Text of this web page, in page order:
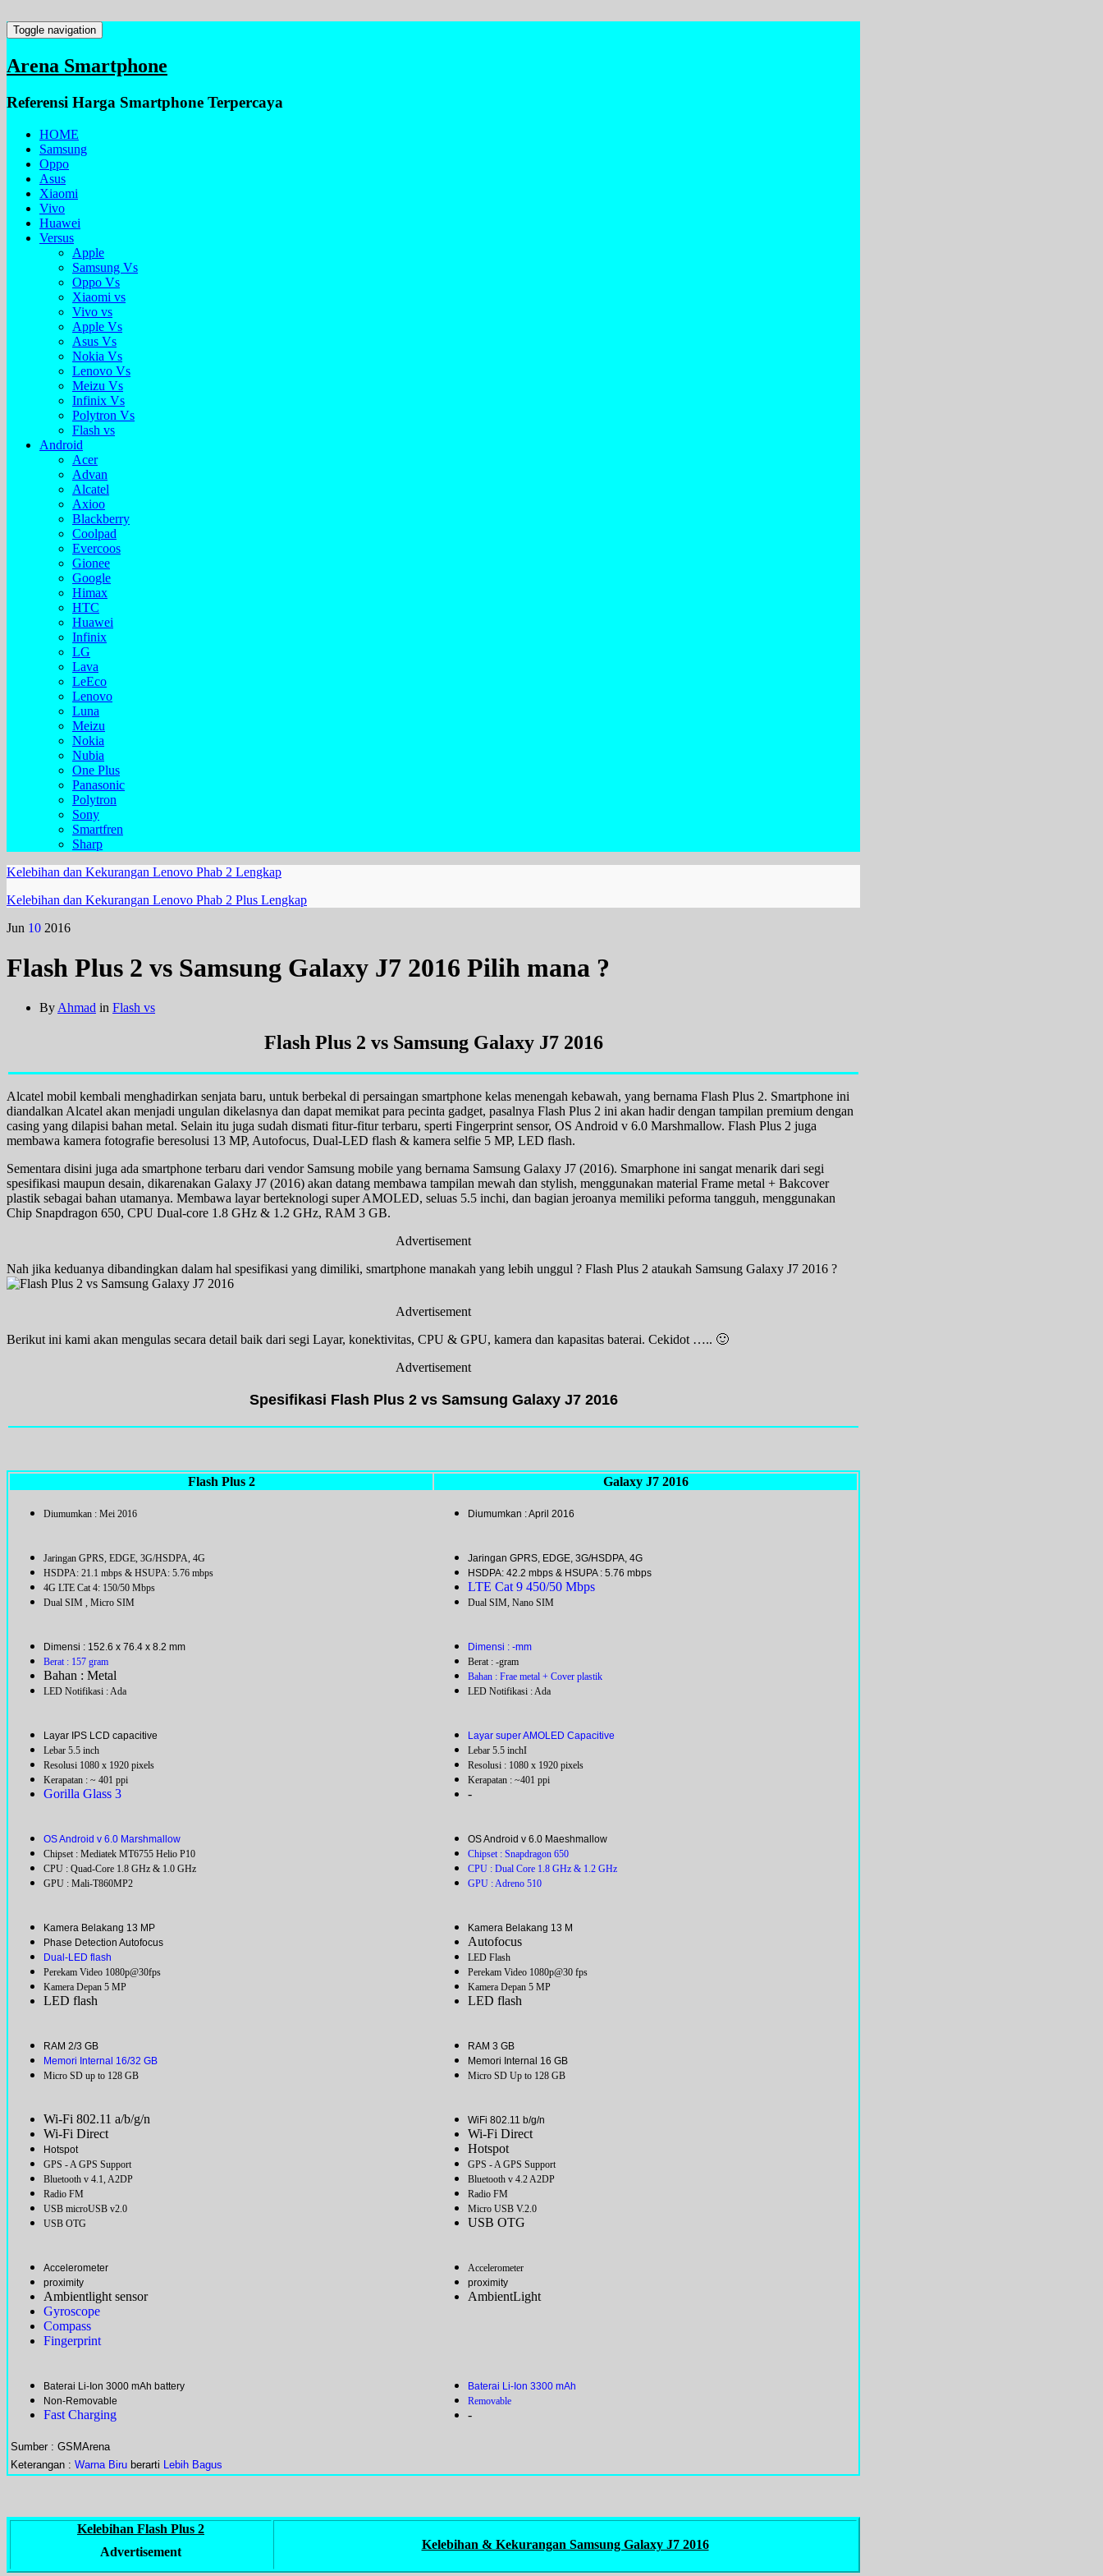
Toggle navigation
Arena Smartphone
Referensi Harga Smartphone Terpercaya
HOME
Samsung
Oppo
Asus
Xiaomi
Vivo
Huawei
Versus
Apple
Samsung Vs
Oppo Vs
Xiaomi vs
Vivo vs
Apple Vs
Asus Vs
Nokia Vs
Lenovo Vs
Meizu Vs
Infinix Vs
Polytron Vs
Flash vs
Android
Acer
Advan
Alcatel
Axioo
Blackberry
Coolpad
Evercoos
Gionee
Google
Himax
HTC
Huawei
Infinix
LG
Lava
LeEco
Lenovo
Luna
Meizu
Nokia
Nubia
One Plus
Panasonic
Polytron
Sony
Smartfren
Sharp
Kelebihan dan Kekurangan Lenovo Phab 2 Lengkap
Kelebihan dan Kekurangan Lenovo Phab 2 Plus Lengkap
Jun 10 2016
Flash Plus 2 vs Samsung Galaxy J7 2016 Pilih mana ?
ByAhmad in Flash vs
Flash Plus 2 vs Samsung Galaxy J7 2016
Alcatel mobil kembali menghadirkan senjata baru, untuk berbekal di persaingan smartphone kelas menengah kebawah, yang bernama Flash Plus 2. Smartphone ini
diandalkan Alcatel akan menjadi ungulan dikelasnya dan dapat memikat para pecinta gadget, pasalnya Flash Plus 2 ini akan hadir dengan tampilan premium dengan
casing yang dilapisi bahan metal. Selain itu juga sudah dismati fitur-fitur terbaru, sperti Fingerprint sensor, OS Android v 6.0 Marshmallow. Flash Plus 2 juga
membawa kamera fotografie beresolusi 13 MP, Autofocus, Dual-LED flash & kamera selfie 5 MP, LED flash.
Sementara disini juga ada smartphone terbaru dari vendor Samsung mobile yang bernama Samsung Galaxy J7 (2016). Smarphone ini sangat menarik dari segi
spesifikasi maupun desain, dikarenakan Galaxy J7 (2016) akan datang membawa tampilan mewah dan stylish, menggunakan material Frame metal + Bakcover
plastik sebagai bahan utamanya. Membawa layar berteknologi super AMOLED, seluas 5.5 inchi, dan bagian jeroanya memiliki peforma tangguh, menggunakan
Chip Snapdragon 650, CPU Dual-core 1.8 GHz & 1.2 GHz, RAM 3 GB.
Advertisement
Nah jika keduanya dibandingkan dalam hal spesifikasi yang dimiliki, smartphone manakah yang lebih unggul ? Flash Plus 2 ataukah Samsung Galaxy J7 2016 ?
Advertisement
Berikut ini kami akan mengulas secara detail baik dari segi Layar, konektivitas, CPU & GPU, kamera dan kapasitas baterai. Cekidot ….. 🙂
Advertisement
Spesifikasi Flash Plus 2 vs Samsung Galaxy J7 2016
Flash Plus 2 Galaxy J7 2016
Diumumkan : Mei 2016 Diumumkan : April 2016
Jaringan GPRS, EDGE, 3G/HSDPA, 4G
HSDPA: 21.1 mbps & HSUPA: 5.76 mbps
4G LTE Cat 4: 150/50 Mbps
Dual SIM , Micro SIM
Jaringan GPRS, EDGE, 3G/HSDPA, 4G
HSDPA: 42.2 mbps & HSUPA : 5.76 mbps
LTE Cat 9 450/50 Mbps
Dual SIM, Nano SIM
Dimensi : 152.6 x 76.4 x 8.2 mm
Berat : 157 gram
Bahan : Metal
LED Notifikasi : Ada
Dimensi : -mm
Berat : -gram
Bahan : Frae metal + Cover plastik
LED Notifikasi : Ada
Layar IPS LCD capacitive
Lebar 5.5 inch
Resolusi 1080 x 1920 pixels
Kerapatan : ~ 401 ppi
Gorilla Glass 3
Layar super AMOLED Capacitive
Lebar 5.5 inchI
Resolusi : 1080 x 1920 pixels
Kerapatan : ~401 ppi
-
OS Android v 6.0 Marshmallow
Chipset : Mediatek MT6755 Helio P10
CPU : Quad-Core 1.8 GHz & 1.0 GHz
GPU : Mali-T860MP2
OS Android v 6.0 Maeshmallow
Chipset : Snapdragon 650
CPU : Dual Core 1.8 GHz & 1.2 GHz
GPU : Adreno 510
Kamera Belakang 13 MP
Phase Detection Autofocus
Dual-LED flash
Perekam Video 1080p@30fps
Kamera Depan 5 MP
LED flash
Kamera Belakang 13 M
Autofocus
LED Flash
Perekam Video 1080p@30 fps
Kamera Depan 5 MP
LED flash
RAM 2/3 GB
Memori Internal 16/32 GB
Micro SD up to 128 GB
RAM 3 GB
Memori Internal 16 GB
Micro SD Up to 128 GB
Wi-Fi 802.11 a/b/g/n
Wi-Fi Direct
Hotspot
GPS - A GPS Support
Bluetooth v 4.1, A2DP
Radio FM
USB microUSB v2.0
USB OTG
WiFi 802.11 b/g/n
Wi-Fi Direct
Hotspot
GPS - A GPS Support
Bluetooth v 4.2 A2DP
Radio FM
Micro USB V.2.0
USB OTG
Accelerometer
proximity
Ambientlight sensor
Gyroscope
Compass
Fingerprint
Accelerometer
proximity
AmbientLight
Baterai Li-Ion 3000 mAh battery
Non-Removable
Fast Charging
Baterai Li-Ion 3300 mAh
Removable
-
Sumber : GSMArena
Keterangan : Warna Biru berarti Lebih Bagus
Kelebihan Flash Plus 2
Advertisement
Kelebihan & Kekurangan Samsung Galaxy J7 2016